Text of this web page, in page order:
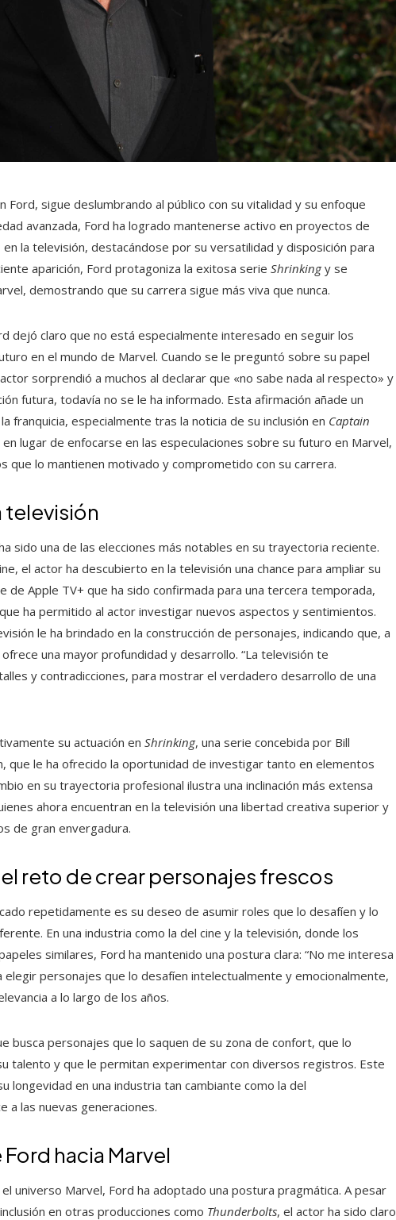
Ford, sigue deslumbrando al público con su vitalidad y su enfoque
avanzada, Ford ha logrado mantenerse activo en proyectos de
la televisión, destacándose por su versatilidad y disposición para
aparición, Ford protagoniza la exitosa serie Shrinkingy se
demostrando que su carrera sigue más viva que nunca.
dejó claro que no está especialmente interesado en seguir los
en el mundo de Marvel. Cuando se le preguntó sobre su papel
sorprendió a muchos al declarar que «no sabe nada al respecto» y
futura, todavía no se le ha informado. Esta afirmación añade un
franquicia, especialmente tras la noticia de su inclusión en Captain
lugar de enfocarse en las especulaciones sobre su futuro en Marvel,
que lo mantienen motivado y comprometido con su carrera.
televisión
sido una de las elecciones más notables en su trayectoria reciente.
el actor ha descubierto en la televisión una chance para ampliar su
de Apple TV+ que ha sido confirmada para una tercera temporada,
ha permitido al actor investigar nuevos aspectos y sentimientos.
le ha brindado en la construcción de personajes, indicando que, a
una mayor profundidad y desarrollo. “La televisión te
y contradicciones, para mostrar el verdadero desarrollo de una
su actuación en Shrinking, una serie concebida por Bill
que le ha ofrecido la oportunidad de investigar tanto en elementos
en su trayectoria profesional ilustra una inclinación más extensa
ahora encuentran en la televisión una libertad creativa superior y
de gran envergadura.
reto de crear personajes frescos
repetidamente es su deseo de asumir roles que lo desafíen y lo
En una industria como la del cine y la televisión, donde los
similares, Ford ha mantenido una postura clara: “No me interesa
personajes que lo desafíen intelectualmente y emocionalmente,
a lo largo de los años.
busca personajes que lo saquen de su zona de confort, que lo
talento y que le permitan experimentar con diversos registros. Este
longevidad en una industria tan cambiante como la del
a las nuevas generaciones.
hacia Marvel
universo Marvel, Ford ha adoptado una postura pragmática. A pesar
en otras producciones como Thunderbolts, el actor ha sido claro